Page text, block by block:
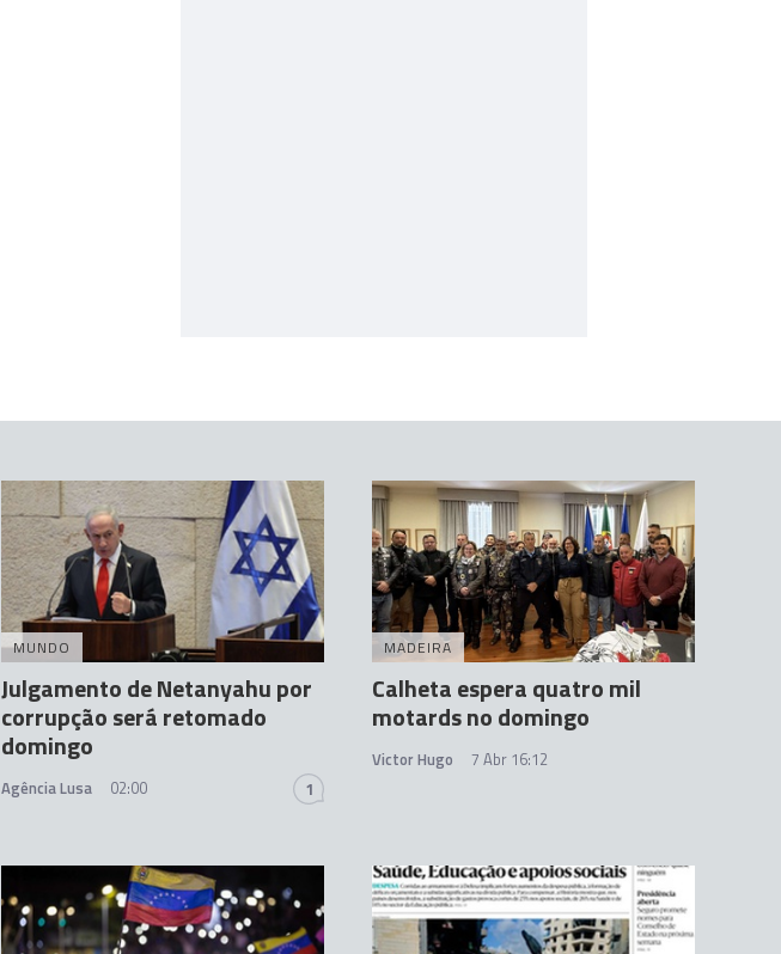
MUNDO
Julgamento de Netanyahu por
corrupção será retomado
domingo
Agência Lusa 02:00 1
MADEIRA
Calheta espera quatro mil
motards no domingo
Victor Hugo 7 Abr 16:12